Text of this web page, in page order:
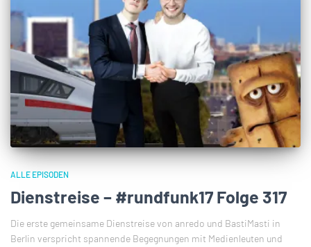
ALLE EPISODEN
Dienstreise – #rundfunk17 Folge 317
Die erste gemeinsame Dienstreise von anredo und BastiMasti in
Berlin verspricht spannende Begegnungen mit Medienleuten und